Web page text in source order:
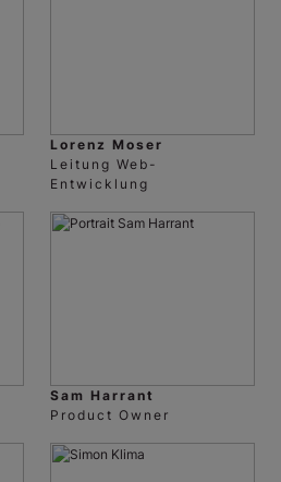
Lorenz Moser
Leitung Web-
Entwicklung
Sam Harrant
Product Owner